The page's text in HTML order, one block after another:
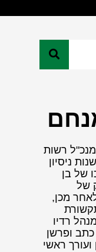
רשות
ניסיון
של בן
של
מכן,
רדיו
כתב ופרשן
ועורך ראשי